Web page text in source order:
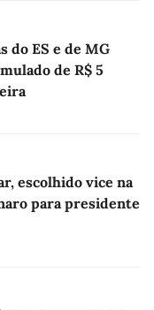
do ES e de MG
de R$ 5
escolhido vice na
para presidente